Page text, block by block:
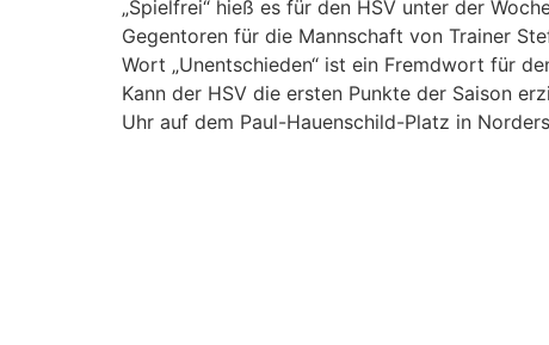
„Spielfrei“ hieß es für den HSV unter der
Gegentoren für die Mannschaft von Trainer
Wort „Unentschieden“ ist ein Fremdwort für
Kann der HSV die ersten Punkte der Saison
Uhr auf dem Paul-Hauenschild-Platz in